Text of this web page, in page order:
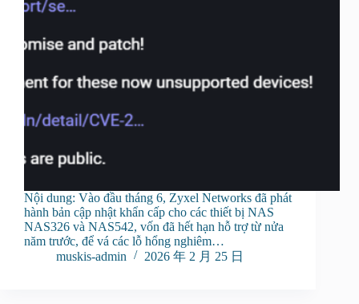
Nội dung: Vào đầu tháng 6, Zyxel Networks đã phát
hành bản cập nhật khẩn cấp cho các thiết bị NAS
NAS326 và NAS542, vốn đã hết hạn hỗ trợ từ nửa
năm trước, để vá các lỗ hổng nghiêm…
muskis-admin
2026 年 2 月 25 日